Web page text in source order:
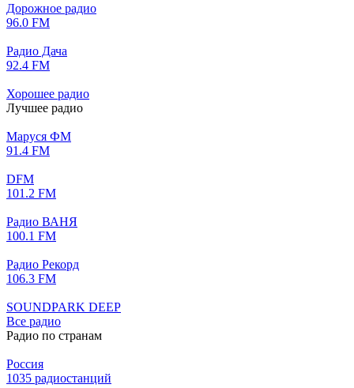
Дорожное радио
96.0 FM
Радио Дача
92.4 FM
Хорошее радио
Лучшее радио
Маруся ФМ
91.4 FM
DFM
101.2 FM
Радио ВАНЯ
100.1 FM
Радио Рекорд
106.3 FM
SOUNDPARK DEEP
Все радио
Радио по странам
Россия
1035 радиостанций